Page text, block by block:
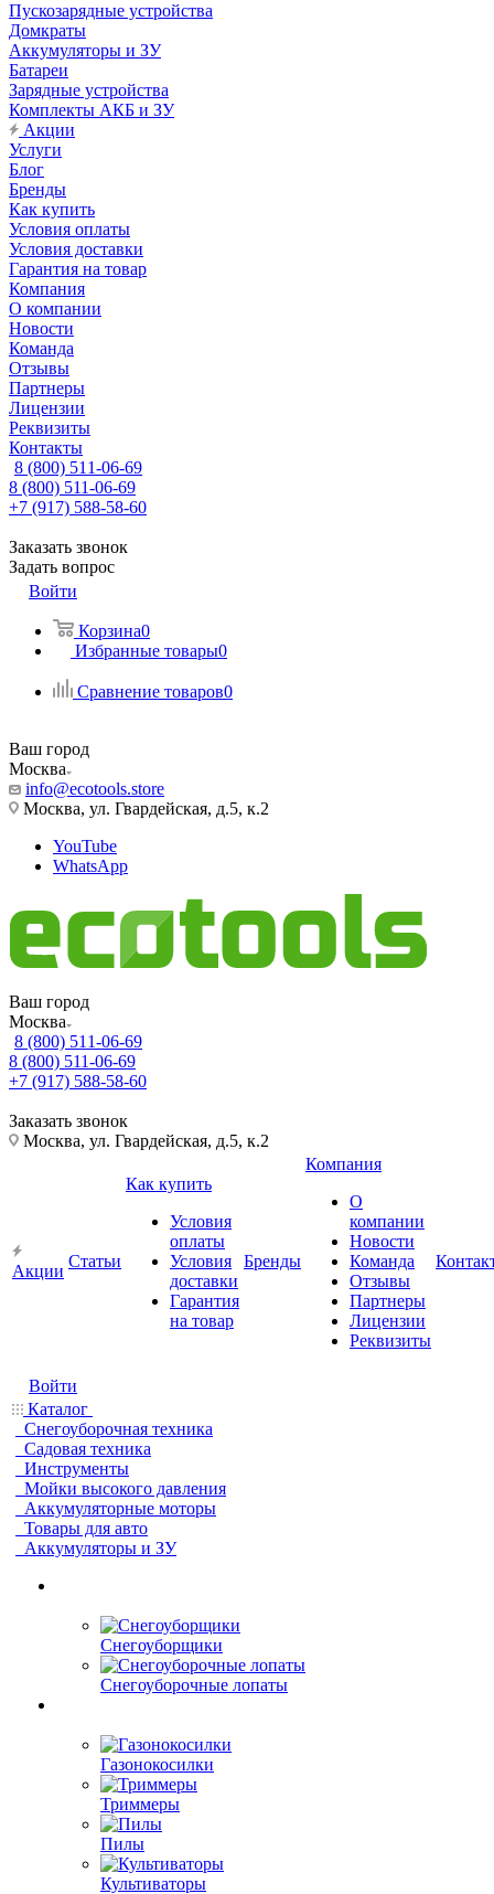
Пускозарядные устройства
Домкраты
Аккумуляторы и ЗУ
Батареи
Зарядные устройства
Комплекты АКБ и ЗУ
Акции
Услуги
Блог
Бренды
Как купить
Условия оплаты
Условия доставки
Гарантия на товар
Компания
О компании
Новости
Команда
Отзывы
Партнеры
Лицензии
Реквизиты
Контакты
8 (800) 511-06-69
8 (800) 511-06-69
+7 (917) 588-58-60
Заказать звонок
Задать вопрос
Войти
Корзина0
Избранные товары0
Сравнение товаров0
Ваш город
Москва
info@ecotools.store
Москва, ул. Гвардейская, д.5, к.2
YouTube
WhatsApp
Ваш город
Москва
8 (800) 511-06-69
8 (800) 511-06-69
+7 (917) 588-58-60
Заказать звонок
Москва, ул. Гвардейская, д.5, к.2
Акции
Статьи
Как купить
Условия
оплаты
Условия
доставки
Гарантия
на товар
Бренды
Компания
О
компании
Новости
Команда
Отзывы
Партнеры
Лицензии
Реквизиты
Войти
Каталог
Снегоуборочная техника
Садовая техника
Инструменты
Мойки высокого давления
Аккумуляторные моторы
Товары для авто
Аккумуляторы и ЗУ
Снегоуборщики
Снегоуборочные лопаты
Газонокосилки
Триммеры
Пилы
Культиваторы